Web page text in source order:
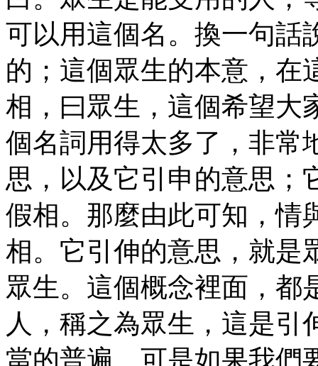
可以用這個名。換一句話
的；這個眾生的本意，在
相，曰眾生，這個希望大
個名詞用得太多了，非常
思，以及它引申的意思；
假相。那麼由此可知，情
相。它引伸的意思，就是
眾生。這個概念裡面，都
人，稱之為眾生，這是引
當的普遍。可是如果我們